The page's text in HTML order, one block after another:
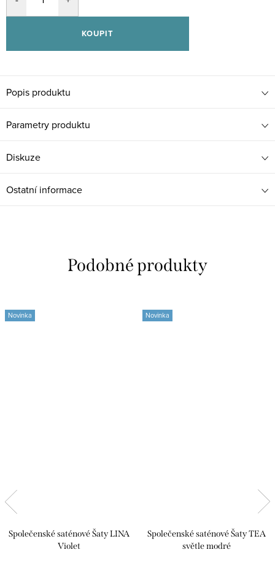
KOUPIT
Popis produktu
Parametry produktu
Diskuze
Ostatní informace
Novinka
Společenské saténové Šaty LINA
Violet
Novinka
Společenské saténové Šaty TEA
světle modré